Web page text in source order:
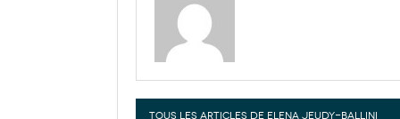
TOUS LES ARTICLES DE ELENA JEUDY-BALLINI